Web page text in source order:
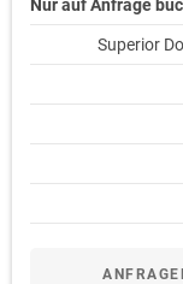
Nur auf Anfrage
Superior